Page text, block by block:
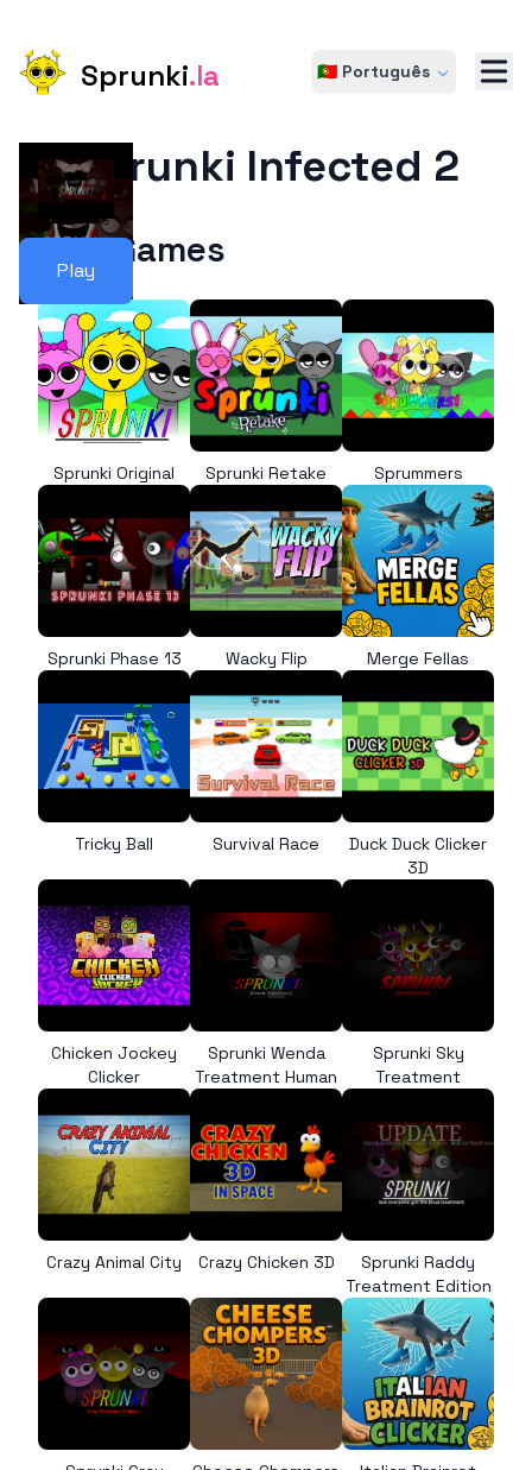
Sprunki.la 🇵🇹 Português
Play
Sprunki Infected 2
More Games
Sprunki Original Sprunki Retake Sprummers
Sprunki Phase 13 Wacky Flip Merge Fellas
Tricky Ball Survival Race
Duck Duck Clicker
3D
Chicken Jockey
Clicker
Sprunki Wenda
Treatment Human
Sprunki Sky
Treatment
Crazy Animal City Crazy Chicken 3D
Sprunki Raddy
Treatment Edition